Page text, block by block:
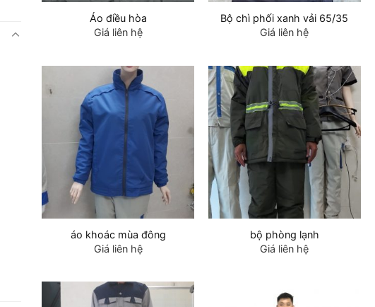
Áo điều hòa
Giá liên hệ
Bộ chì phối xanh vải 65/35
Giá liên hệ
áo khoác mùa đông
Giá liên hệ
bộ phòng lạnh
Giá liên hệ